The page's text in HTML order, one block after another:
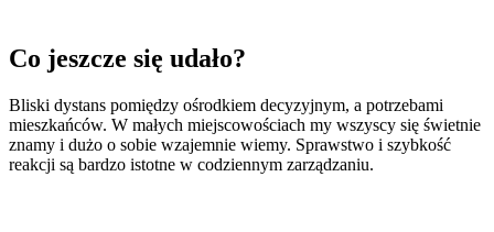
Co jeszcze się udało?
Bliski dystans pomiędzy ośrodkiem decyzyjnym, a potrzebami
mieszkańców. W małych miejscowościach my wszyscy się świetnie
znamy i dużo o sobie wzajemnie wiemy. Sprawstwo i szybkość
reakcji są bardzo istotne w codziennym zarządzaniu.